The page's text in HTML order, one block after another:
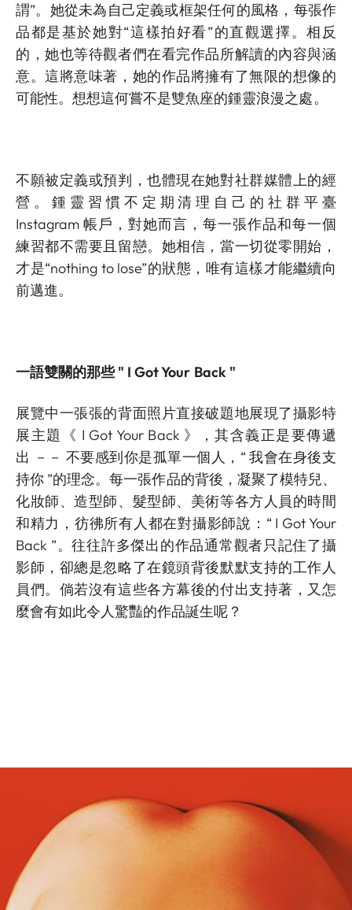
謂”。她從未為自己定義或框架任何的風格，每張作
品都是基於她對“這樣拍好看”的直觀選擇。相反
的，她也等待觀者們在看完作品所解讀的內容與涵
意。這將意味著，她的作品將擁有了無限的想像的
可能性。想想這何嘗不是雙魚座的鍾靈浪漫之處。
不願被定義或預判，也體現在她對社群媒體上的經
營。鍾靈習慣不定期清理自己的社群平臺
Instagram 帳戶，對她而言，每一張作品和每一個
練習都不需要且留戀。她相信，當一切從零開始，
才是“nothing to lose”的狀態，唯有這樣才能繼續向
前邁進。
一語雙關的那些" I Got Your Back "
展覽中一張張的背面照片直接破題地展現了攝影特
展主題《 I Got Your Back 》，其含義正是要傳遞
出 －－ 不要感到你是孤單一個人，“ 我會在身後支
持你 ”的理念。每一張作品的背後，凝聚了模特兒、
化妝師、造型師、髮型師、美術等各方人員的時間
和精力，彷彿所有人都在對攝影師說：“ I Got Your
Back ”。往往許多傑出的作品通常觀者只記住了攝
影師，卻總是忽略了在鏡頭背後默默支持的工作人
員們。倘若沒有這些各方幕後的付出支持著，又怎
麼會有如此令人驚豔的作品誕生呢？